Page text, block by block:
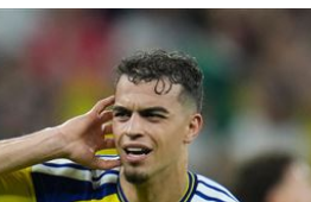
牧被帶走了！狗爸媽焦慮到送醫
全面數位化！悠遊付綁定享便利
、女兒非親生 李翊君露面回應
動！台北之星跌破200萬元 16:48